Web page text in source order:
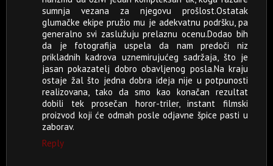
sumnja vezana za njegovu prošlost.Ostatak
glumačke ekipe pružio mu je adekvatnu podršku, pa
generalno svi zaslužuju prelaznu ocenu.Dodao bih
da je fotografija uspela da nam predoči niz
prikladnih kadrova uznemirujućeg sadržaja, što je
jasan pokazatelj dobro obavljenog posla.Na kraju
ostaje žal što jedna dobra ideja nije u potpunosti
realizovana, tako da smo kao konačan rezultat
dobili tek prosečan horor-triler, instant filmski
proizvod koji će odmah posle odjavne špice pasti u
zaborav.
Reply